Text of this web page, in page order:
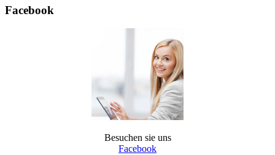
Facebook
Besuchen sie uns
Facebook